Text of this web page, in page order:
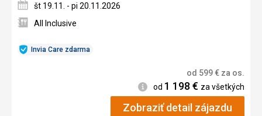
Invia Care zdarma
št 19.11. - pi 20.11.2026
All Inclusive
od 599€ za os.
Informácie
od 1 198 € za všetkých
Zobraziť detail zájazdu